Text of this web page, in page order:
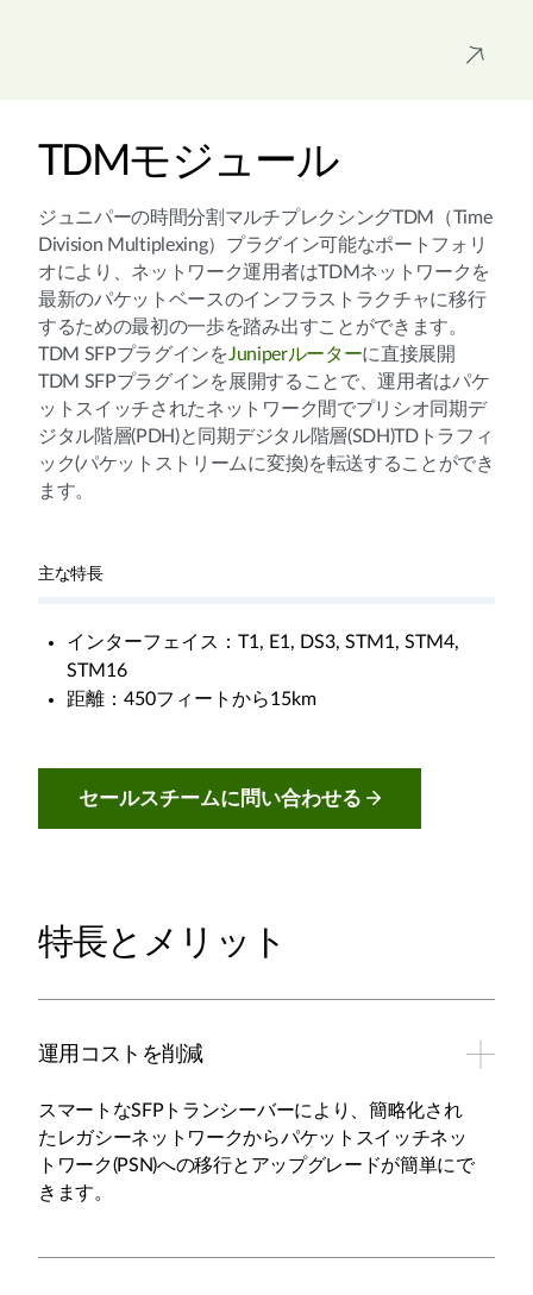
TDMモジュール
ジュニパーの時間分割マルチプレクシングTDM（Time
Division Multiplexing）プラグイン可能なポートフォリ
オにより、ネットワーク運用者はTDMネットワークを
最新のパケットベースのインフラストラクチャに移行
するための最初の一歩を踏み出すことができます。
TDM SFPプラグインをJuniperルーターに直接展開
TDM SFPプラグインを展開することで、運用者はパケ
ットスイッチされたネットワーク間でプリシオ同期デ
ジタル階層(PDH)と同期デジタル階層(SDH)TDトラフィ
ック(パケットストリームに変換)を転送することができ
ます。
主な特長
インターフェイス：T1, E1, DS3, STM1, STM4,
STM16
距離：450フィートから15km
セールスチームに問い合わせる
特長とメリット
運用コストを削減
スマートなSFPトランシーバーにより、簡略化され
たレガシーネットワークからパケットスイッチネッ
トワーク(PSN)への移行とアップグレードが簡単にで
きます。